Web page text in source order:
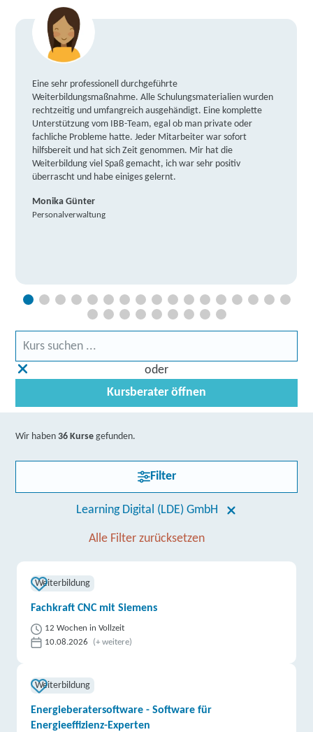
Eine sehr professionell durchgeführte
Weiterbildungsmaßnahme. Alle Schulungsmaterialien wurden
rechtzeitig und umfangreich ausgehändigt. Eine komplette
Unterstützung vom IBB-Team, egal ob man private oder
fachliche Probleme hatte. Jeder Mitarbeiter war sofort
hilfsbereit und hat sich Zeit genommen. Mir hat die
Weiterbildung viel Spaß gemacht, ich war sehr positiv
überrascht und habe einiges gelernt.
Monika Günter
Personalverwaltung
oder
Kursberater öffnen
Wir haben36 Kurse gefunden.
Filter
Learning Digital (LDE) GmbH
Alle Filter zurücksetzen
Weiterbildung
Fachkraft CNC mit Siemens
12 Wochen in Vollzeit
10.08.2026
(+ weitere)
Weiterbildung
Energieberatersoftware - Software für
Energieeffizienz-Experten